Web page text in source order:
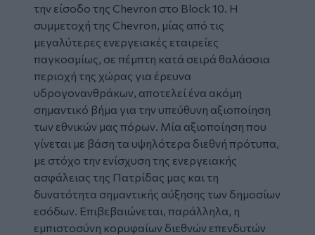
την είσοδο της Chevron στο Block 10. Η
συμμετοχή της Chevron, μίας από τις
μεγαλύτερες ενεργειακές εταιρείες
παγκοσμίως, σε πέμπτη κατά σειρά θαλάσσια
περιοχή της χώρας για έρευνα
υδρογονανθράκων, αποτελεί ένα ακόμη
σημαντικό βήμα για την υπεύθυνη αξιοποίηση
των εθνικών μας πόρων. Μία αξιοποίηση που
γίνεται με βάση τα υψηλότερα διεθνή πρότυπα,
με στόχο την ενίσχυση της ενεργειακής
ασφάλειας της Πατρίδας μας και τη
δυνατότητα σημαντικής αύξησης των δημοσίων
εσόδων. Επιβεβαιώνεται, παράλληλα, η
εμπιστοσύνη κορυφαίων διεθνών επενδυτών